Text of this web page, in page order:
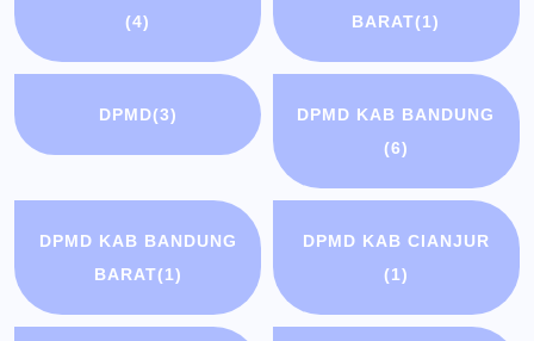
(4)
BARAT(1)
DPMD(3)
DPMD KAB BANDUNG
(6)
DPMD KAB BANDUNG
BARAT(1)
DPMD KAB CIANJUR
(1)